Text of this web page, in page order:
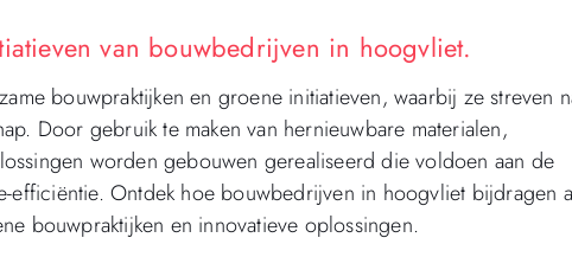
van bouwbedrijven in hoogvliet.
bouwpraktijken en groene initiatieven, waarbij ze streven
Door gebruik te maken van hernieuwbare materialen,
worden gebouwen gerealiseerd die voldoen aan de
Ontdek hoe bouwbedrijven in hoogvliet bijdragen
bouwpraktijken en innovatieve oplossingen.